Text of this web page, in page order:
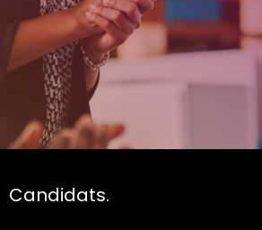
Candidats.